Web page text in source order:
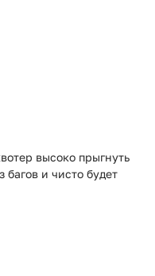
высоко прыгнуть
багов и чисто будет